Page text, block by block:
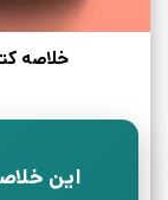
خلاصه
این